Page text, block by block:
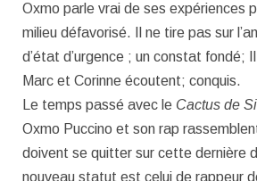
Oxmo parle vrai de ses expériences
milieu défavorisé. Il ne tire pas sur
d’état d’urgence ; un constat fondé;
Marc et Corinne écoutent; conquis.
Le temps passé avec le Cactus de
Oxmo Puccino et son rap
doivent se quitter sur cette dernière
nouveau statut est celui de rappeur